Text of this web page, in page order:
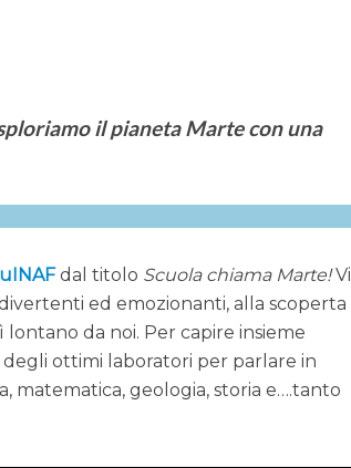
il pianeta Marte con una
dal titolo Scuola chiama Marte!Vi
ed emozionanti, alla scoperta
lontano da noi. Per capire insieme
degli ottimi laboratori per parlare in
matematica, geologia, storia e….tanto